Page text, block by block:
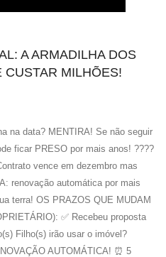
A ARMADILHA DOS
CUSTAR MILHÕES!
na data? MENTIRA! Se não seguir
ficar PRESO por mais anos! ????
vence em dezembro mas
renovação automática por mais
terra! OS PRAZOS QUE MUDAM
✅ Recebeu proposta
Filho(s) irão usar o imóvel?
AUTOMÁTICA! ⏰ 5